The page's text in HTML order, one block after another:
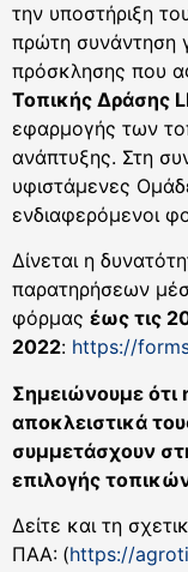
την υποστήριξη
πρώτη συνάντηση
πρόσκλησης που
Τοπικής Δράσης
εφαρμογής των
ανάπτυξης. Στη
υφιστάμενες
ενδιαφερόμενοι
Δίνεται η
παρατηρήσεων
φόρμας έως τις
2022: https://
Σημειώνουμε
αποκλειστικά
συμμετάσχουν
επιλογής
Δείτε και τη
ΠΑΑ: (https://